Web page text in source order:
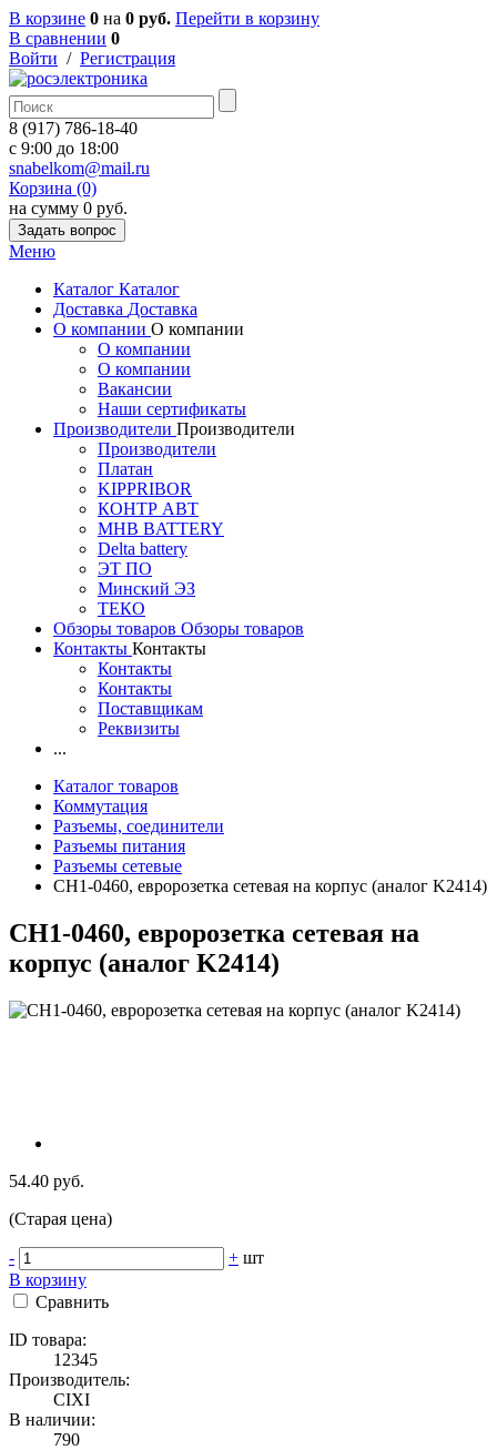
В корзине 0 на 0 руб. Перейти в корзину
В сравнении 0
Войти / Регистрация
8 (917) 786-18-40
c 9:00 до 18:00
snabelkom@mail.ru
Корзина (0)
на сумму 0 руб.
Задать вопрос
Меню
Каталог Каталог
Доставка Доставка
О компании О компании
О компании
О компании
Вакансии
Наши сертификаты
Производители Производители
Производители
Платан
KIPPRIBOR
КОНТР АВТ
MHB BATTERY
Delta battery
ЭT ПО
Минский ЭЗ
ТЕКО
Обзоры товаров Обзоры товаров
Контакты Контакты
Контакты
Контакты
Поставщикам
Реквизиты
...
Каталог товаров
Коммутация
Разъемы, соединители
Разъемы питания
Разъемы сетевые
CH1-0460, евророзетка сетевая на корпус (аналог K2414)
CH1-0460, евророзетка сетевая на
корпус (аналог K2414)
54.40 руб.
(Старая цена)
- + шт
В корзину
Сравнить
ID товара:
12345
Производитель:
CIXI
В наличии:
790